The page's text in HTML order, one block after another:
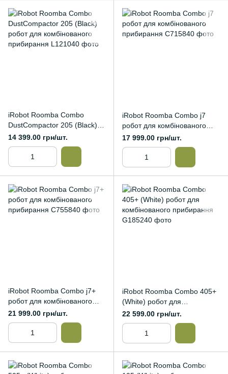
iRobot Roomba Combo
DustCompactor 205 (Black)
робот для комбінованого
прибирання
14 399.00 грн/шт.
iRobot Roomba Combo j7
робот для комбінованого
прибирання
17 999.00 грн/шт.
iRobot Roomba Combo j7+
робот для комбінованого
прибирання
21 999.00 грн/шт.
iRobot Roomba Combo 405+
(White) робот для
комбінованого прибирання
22 599.00 грн/шт.